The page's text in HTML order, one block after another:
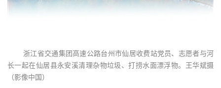
浙江省交通集团高速公路台州市仙居收费站党员、志愿者与河
长一起在仙居县永安溪清理杂物垃圾、打捞水面漂浮物。王华斌摄
（影像中国）